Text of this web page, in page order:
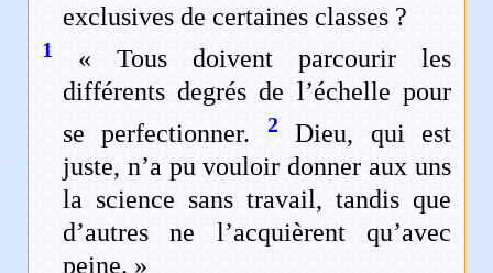
exclusives de certaines classes ?
1
« Tous doivent parcourir les
différents degrés de l’échelle pour
se perfectionner.
2Dieu, qui est
juste, n’a pu vouloir donner aux uns
la science sans travail, tandis que
d’autres ne l’acquièrent qu’avec
peine. »